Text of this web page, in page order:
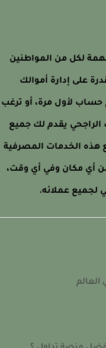
لكل من المواطنين
على إدارة أموالك
لأول مرة، أو ترغب
يقدم لك جميع
الخدمات المصرفية
مكان وفي أي وقت،
عملائه.